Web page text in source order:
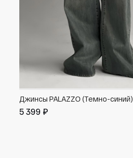
Джинсы PALAZZO (Темно-синий)
5 399 ₽